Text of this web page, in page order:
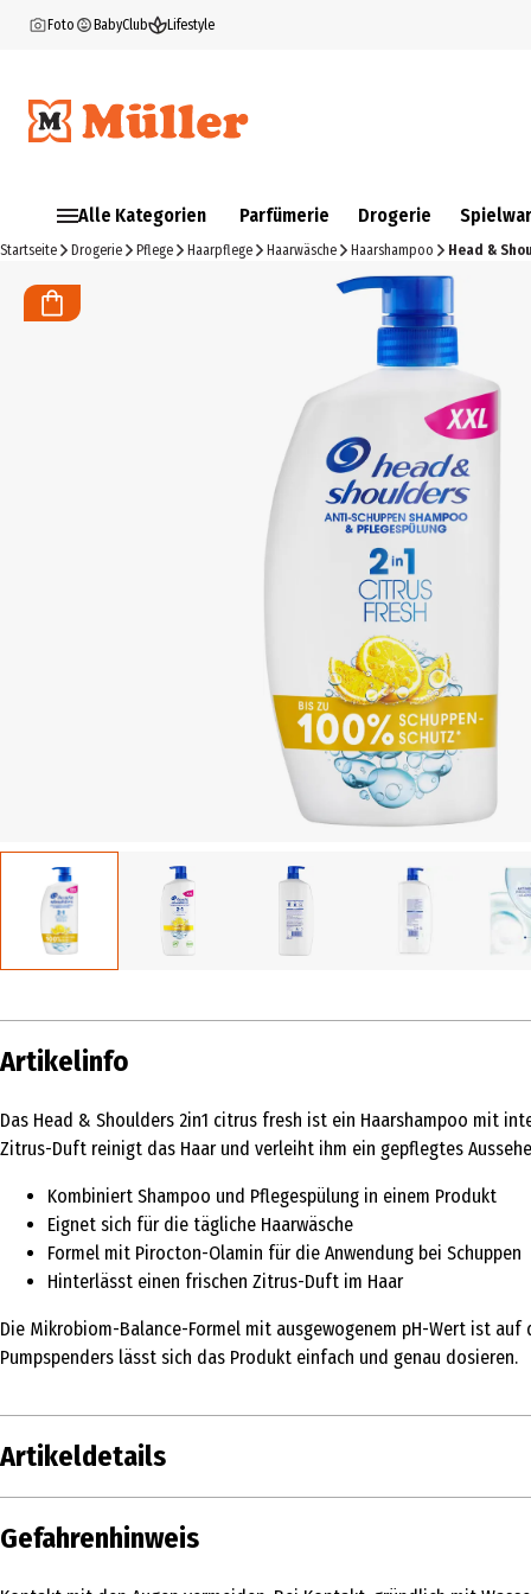
Foto BabyClub Lifestyle
Alle Kategorien Parfümerie Drogerie
Startseite Drogerie Pflege Haarpflege Haarwäsche Haarshampoo Head &
Artikelinfo
Das Head & Shoulders 2in1 citrus fresh ist ein Haarshampoo mit
Zitrus-Duft reinigt das Haar und verleiht ihm ein gepflegtes
Kombiniert Shampoo und Pflegespülung in einem Produkt
Eignet sich für die tägliche Haarwäsche
Formel mit Pirocton-Olamin für die Anwendung bei Schuppen
Hinterlässt einen frischen Zitrus-Duft im Haar
Die Mikrobiom-Balance-Formel mit ausgewogenem pH-Wert ist
Pumpspenders lässt sich das Produkt einfach und genau dosieren.
Artikeldetails
Inhalt
Gefahrenhinweis